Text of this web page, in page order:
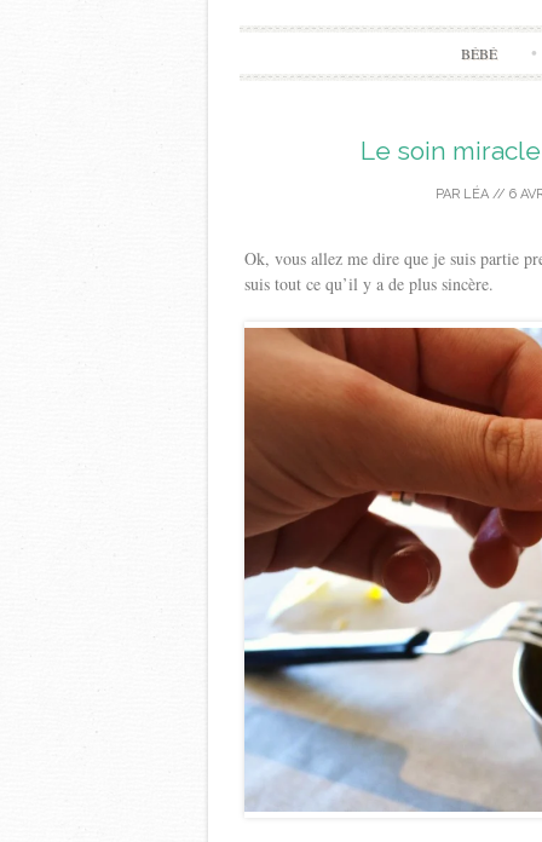
BÉBÉ
Le soin
PAR LÉA// 6
Ok, vous allez me dire que je suis partie
suis tout ce qu’il y a de plus sincère.